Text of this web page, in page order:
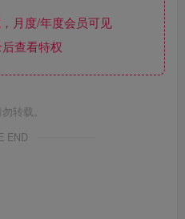
月度/年度会员可见
查看特权
转载。
END